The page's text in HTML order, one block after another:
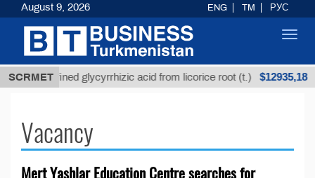
SCRMET
Unrefined glycyrrhizic acid from licorice root (t.) $12935,18
Vacancy
Mert Yashlar Education Centre searches for
August 9, 2026 ENG TM РУС